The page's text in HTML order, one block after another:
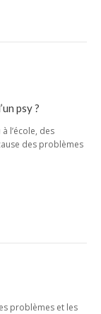
psy ?
l’école, des
des problèmes
problèmes et les